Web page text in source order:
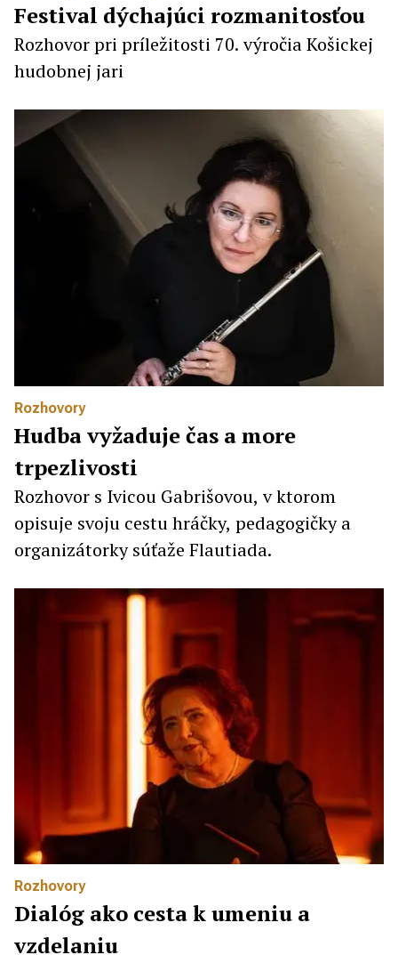
Festival dýchajúci rozmanitosťou
Rozhovor pri príležitosti 70. výročia Košickej
hudobnej jari
Rozhovory
Hudba vyžaduje čas a more
trpezlivosti
Rozhovor s Ivicou Gabrišovou, v ktorom
opisuje svoju cestu hráčky, pedagogičky a
organizátorky súťaže Flautiada.
Rozhovory
Dialóg ako cesta k umeniu a
vzdelaniu